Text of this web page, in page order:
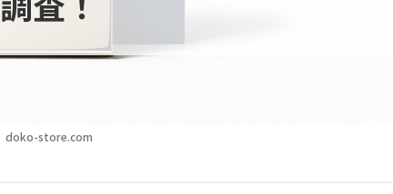
doko-store.com